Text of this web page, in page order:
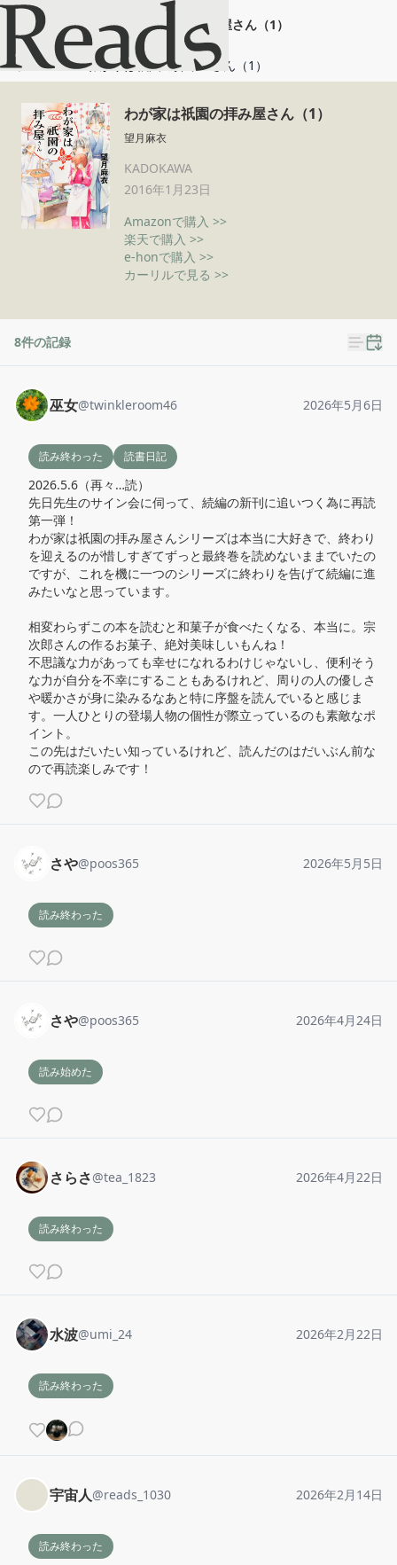
わが家は祇園の拝み屋さん（1）
ホーム わが家は祇園の拝み屋さん（1）
わが家は祇園の拝み屋さん（1）
望月麻衣
KADOKAWA
2016年1月23日
Amazonで購入 >>
楽天で購入 >>
e-honで購入 >>
カーリルで見る >>
8件の記録
巫女@twinkleroom46 2026年5月6日
読み終わった 読書日記
2026.5.6（再々…読）
先日先生のサイン会に伺って、続編の新刊に追いつく為に再読
第一弾！
わが家は祇園の拝み屋さんシリーズは本当に大好きで、終わり
を迎えるのが惜しすぎてずっと最終巻を読めないままでいたの
ですが、これを機に一つのシリーズに終わりを告げて続編に進
みたいなと思っています。
相変わらずこの本を読むと和菓子が食べたくなる、本当に。宗
次郎さんの作るお菓子、絶対美味しいもんね！
不思議な力があっても幸せになれるわけじゃないし、便利そう
な力が自分を不幸にすることもあるけれど、周りの人の優しさ
や暖かさが身に染みるなあと特に序盤を読んでいると感じま
す。一人ひとりの登場人物の個性が際立っているのも素敵なポ
イント。
この先はだいたい知っているけれど、読んだのはだいぶん前な
ので再読楽しみです！
さや@poos365 2026年5月5日
読み終わった
さや@poos365 2026年4月24日
読み始めた
さらさ@tea_1823 2026年4月22日
読み終わった
水波@umi_24 2026年2月22日
読み終わった
宇宙人@reads_1030 2026年2月14日
読み終わった